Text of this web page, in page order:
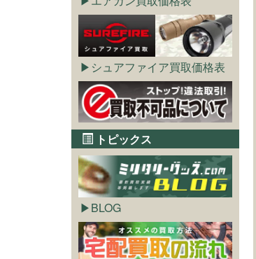
シュアファイア買取価格表
トピックス
BLOG